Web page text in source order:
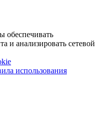
обеспечивать
и анализировать сетевой
использования